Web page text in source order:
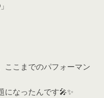
ここまでのパフォーマン
になったんです🎤✨